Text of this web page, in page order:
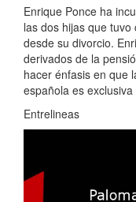
Enrique Ponce ha
las dos hijas que
desde su divorcio.
derivados de la
hacer énfasis en que
española es
Entrelineas